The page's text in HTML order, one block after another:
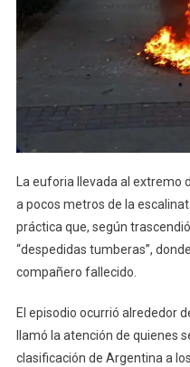
La euforia llevada al extremo
a pocos metros de la
práctica que, según
“despedidas tumberas”,
compañero fallecido.
El episodio ocurrió alrededor
llamó la atención de quienes
clasificación de Argentina a